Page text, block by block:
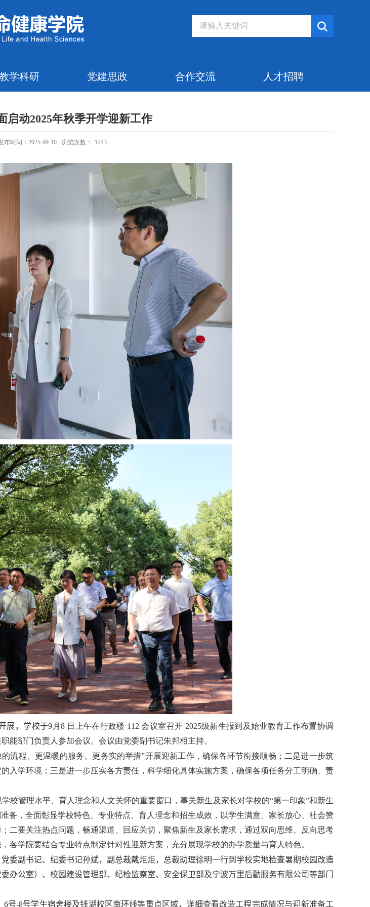
学科研 党建思政 合作交流 人才招聘
启动2025年秋季开学迎新工作
布时间：2025-09-10 浏览次数： 1243
展， 学校于9 月 8 日上午在行政楼 112会议室召开 2025级新生报到及始业教育工作布置协调
能部门负责人参加会议。会议由党委副书记朱邦相主持。
流程、更温暖的服务、更务实的举措”开展迎新工作，确保各环节衔接顺畅；二是进一步筑
入学环境；三是进一步压实各方责任，科学细化具体实施方案，确保各项任务分工明确、责
校管理水平、育人理念和人文关怀的重要窗口，事关新生及家长对学校的“第一印象”和新生
备，全面彰显学校特色、专业特点、育人理念和招生成效，以学生满意、家长放心、社会赞
二要关注热点问题，畅通渠道、回应关切，聚焦新生及家长需求，通过双向思维、反向思考
学院要结合专业特点制定针对性迎新方案，充分展现学校的办学质量与育人特色。
委副书记、纪委书记孙斌，副总裁戴炬炬，总裁助理徐明一行到学校实地检查暑期校园改造
委办公室） 、校园建设管理部、纪检监察室、安全保卫部及宁波万里后勤服务有限公司等部门
6号-8号学生宿舍楼及钱湖校区南环线等重点区域，详细查看改造工程完成情况与迎新准备工